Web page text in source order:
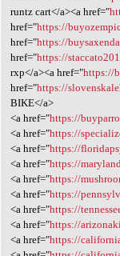
runtz cart</a><a href="
href="https://
href="https://
href="https://
rxp</a><a href="https://
href="https://
BIKE</a>
<a href="https://
<a href="https://
<a href="https://
<a href="https://
<a href="https://
<a href="https://
<a href="https://
<a href="https://
<a href="https://